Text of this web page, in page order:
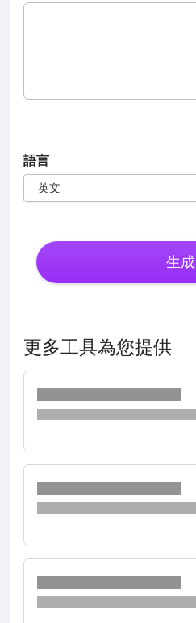
語言
英文
生成
更多工具為您提供